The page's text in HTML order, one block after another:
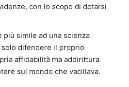
con lo scopo di dotarsi
più simile ad una scienza
difendere il proprio
affidabilità ma addirittura
sul mondo che vacillava.